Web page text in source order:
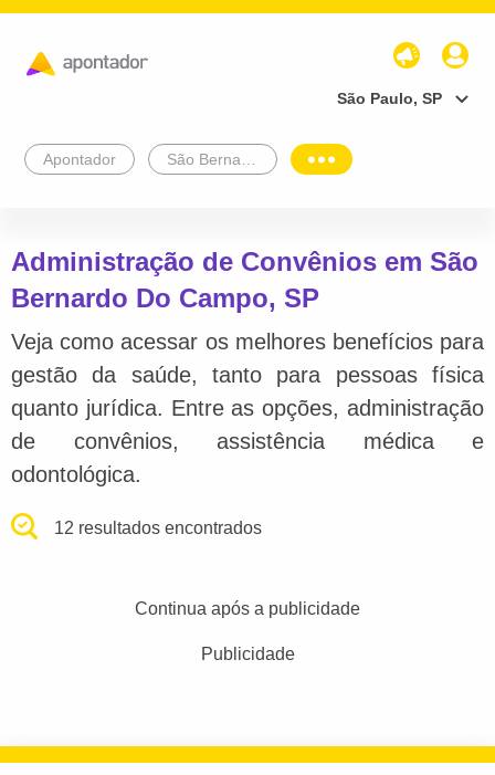
São Paulo, SP
Apontador
Administração de Convênios em São
Bernardo Do Campo, SP
Veja como acessar os melhores benefícios para
gestão da saúde, tanto para pessoas física
quanto jurídica. Entre as opções, administração
de convênios, assistência médica e
odontológica.
12 resultados encontrados
Continua após a publicidade
Publicidade